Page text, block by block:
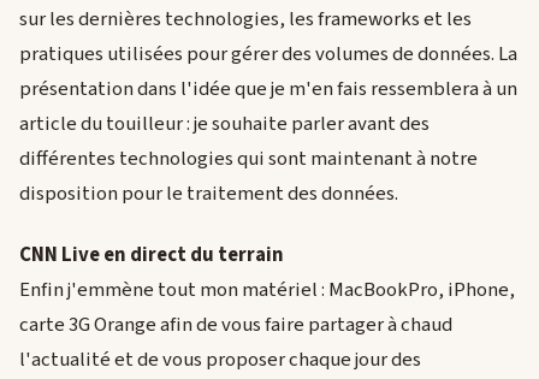
sur les dernières technologies, les frameworks et les
pratiques utilisées pour gérer des volumes de données. La
présentation dans l'idée que je m'en fais ressemblera à un
article du touilleur : je souhaite parler avant des
différentes technologies qui sont maintenant à notre
disposition pour le traitement des données.
CNN Live en direct du terrain
Enfin j'emmène tout mon matériel : MacBookPro, iPhone,
carte 3G Orange afin de vous faire partager à chaud
l'actualité et de vous proposer chaque jour des